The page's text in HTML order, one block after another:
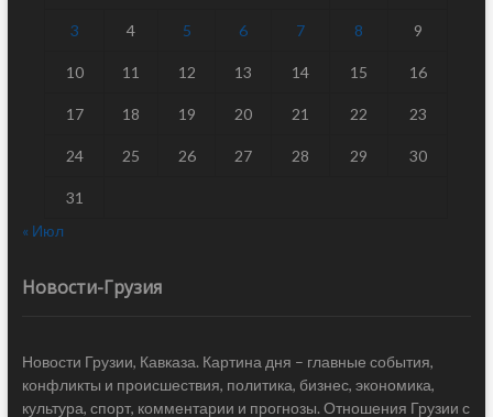
3 4 5 6 7 8 9
10 11 12 13 14 15 16
17 18 19 20 21 22 23
24 25 26 27 28 29 30
31
« Июл
Новости-Грузия
Новости Грузии, Кавказа. Картина дня – главные события,
конфликты и происшествия, политика, бизнес, экономика,
культура, спорт, комментарии и прогнозы. Отношения Грузии с